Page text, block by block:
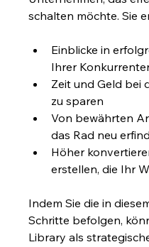
schalten möchte. Sie
Einblicke in
Ihrer
Zeit und Geld bei
zu sparen
Von bewährten
das Rad neu
Höher
erstellen, die Ihr
Indem Sie die in
Schritte befolgen,
Library als